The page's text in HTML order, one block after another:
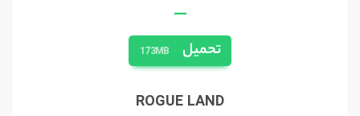
—
تحميل 173MB
ROGUE LAND‏